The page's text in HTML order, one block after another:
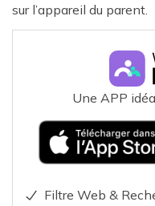
sur l’appareil du parent.
Une APP
Filtre Web &